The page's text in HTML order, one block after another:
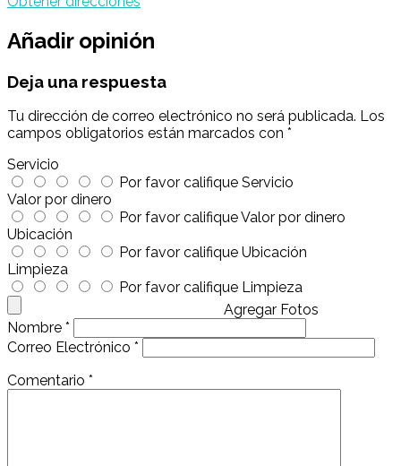
Añadir opinión
Deja una respuesta
Tu dirección de correo electrónico no será publicada. Los
campos obligatorios están marcados con *
Servicio
Por favor califique Servicio
Valor por dinero
Por favor califique Valor por dinero
Ubicación
Por favor califique Ubicación
Limpieza
Por favor califique Limpieza
Agregar Fotos
Nombre *
Correo Electrónico *
Comentario *